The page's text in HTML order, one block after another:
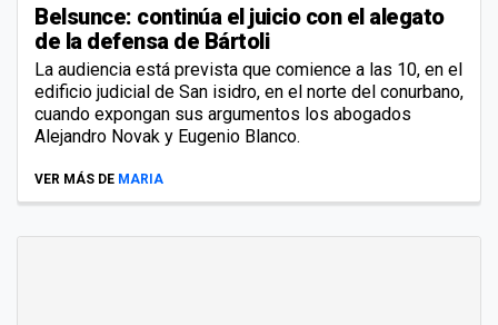
Belsunce: continúa el juicio con el alegato
de la defensa de Bártoli
La audiencia está prevista que comience a las 10, en el
edificio judicial de San isidro, en el norte del conurbano,
cuando expongan sus argumentos los abogados
Alejandro Novak y Eugenio Blanco.
VER MÁS DE MARIA